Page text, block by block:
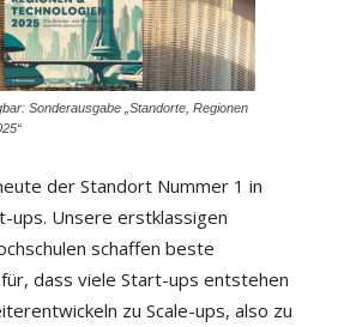
Sonderausgabe „Standorte, Regionen
der Standort Nummer 1 in
ups. Unsere erstklassigen
schaffen beste
dass viele Start-ups entstehen
zu Scale-ups, also zu